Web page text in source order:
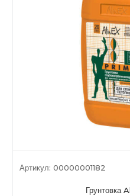
Артикул: 00000001182
Грунтовка